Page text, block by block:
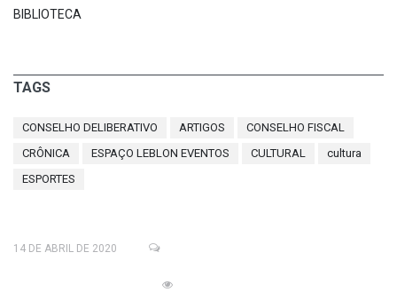
BIBLIOTECA
TAGS
CONSELHO DELIBERATIVO ARTIGOS
CONSELHO FISCAL
CRÔNICA
ESPAÇO LEBLON EVENTOS CULTURAL
cultura
ESPORTES
14 DE ABRIL DE 2020